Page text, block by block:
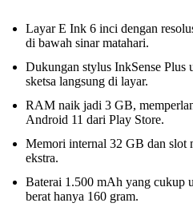
Layar E Ink 6 inci dengan
di bawah sinar matahari.
Dukungan stylus InkSense Plus
sketsa langsung di layar.
RAM naik jadi 3 GB,
Android 11 dari Play Store.
Memori internal 32 GB dan slot
ekstra.
Baterai 1.500 mAh yang cukup
berat hanya 160 gram.